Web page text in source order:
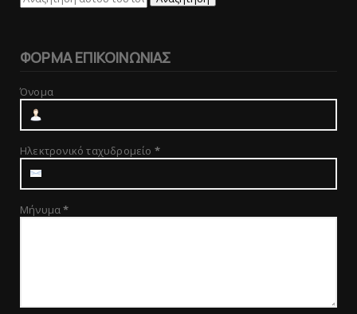
ΦΟΡΜΑ ΕΠΙΚΟΙΝΩΝΙΑΣ
Όνομα
Ηλεκτρονικό ταχυδρομείο *
Μήνυμα*